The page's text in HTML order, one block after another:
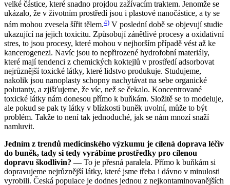
velké částice, které snadno projdou zažívacím traktem. Jenomže se
ukázalo, že v životním prostředí jsou i plastové nanočástice, a ty se
nám mohou zvesela šířit tělem.4) V poslední době se objevují studie
ukazující na jejich toxicitu. Způsobují zánětlivé procesy a oxidativní
stres, to jsou procesy, které mohou v nejhorším případě vést až ke
kancerogenezi. Navíc jsou to nepřirozené hydrofobní materiály,
které mají tendenci z chemických koktejlů v prostředí adsorbovat
nejrůznější toxické látky, které lidstvo produkuje. Studujeme,
nakolik jsou nanoplasty schopny nachytávat na sebe organické
polutanty, a zjišťujeme, že víc, než se čekalo. Koncentrované
toxické látky nám donesou přímo k buňkám. Složitě se to modeluje,
ale pokud se pak ty látky v blízkosti buněk uvolní, může to být
problém. Takže to není tak jednoduché, jak se nám mnozí snaží
namluvit.
Jedním z trendů medicínského výzkumu je cílená doprava léčiv
do buněk, tady si tedy vyrábíme prostředky pro cílenou
dopravu škodlivin? —To je přesná paralela. Přímo k buňkám si
dopravujeme nejrůznější látky, které jsme třeba i dávno v minulosti
vyrobili. Česká populace je dodnes jednou z nejkontaminovanějších